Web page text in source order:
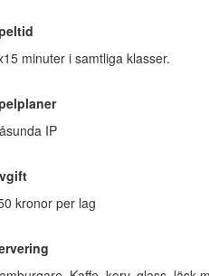
minuter i samtliga klasser.
IP
kronor per lag